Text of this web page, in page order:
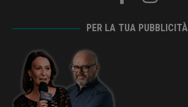
PER LA TUA PUBBLICITÀ